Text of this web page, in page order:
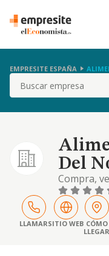
EMPRESITE ESPAÑA
Buscar
Del
Compra,
alimentos
otros.
LLAMARSITIO WEB CÓMO
LLEGAR